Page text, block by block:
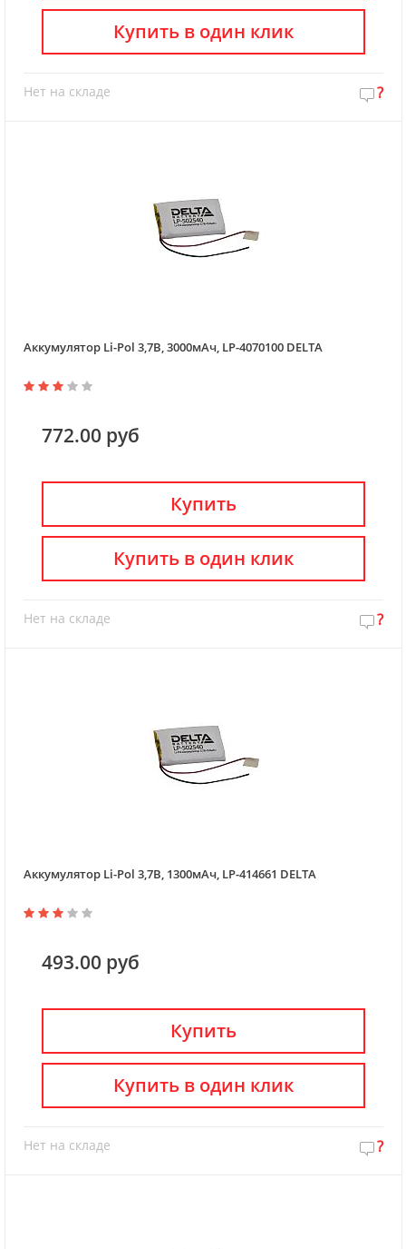
Нет на складе ?
Купить в один клик
Аккумулятор Li-Pol 3,7В, 3000мАч, LP-4070100 DELTA
772.00 руб
Купить
Нет на складе ?
Купить в один клик
Аккумулятор Li-Pol 3,7В, 1300мАч, LP-414661 DELTA
493.00 руб
Купить
Нет на складе ?
Купить в один клик